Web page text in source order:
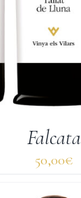
Falcata
50,00€